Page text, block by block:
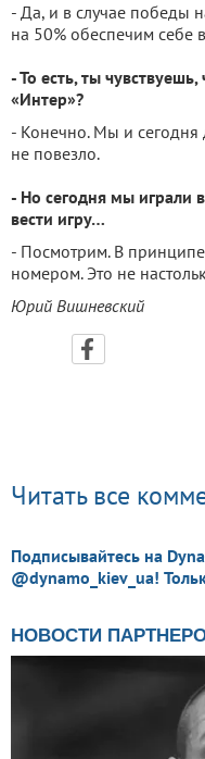
- Да, и в случае победы
на 50% обеспечим
- То есть, ты
«Интер»?
- Конечно. Мы и сегодня
не повезло.
- Но сегодня мы играли
вести игру…
- Посмотрим. В
номером. Это не
Юрий Вишневский
Читать все
Подписывайтесь на
@dynamo_kiev_ua!